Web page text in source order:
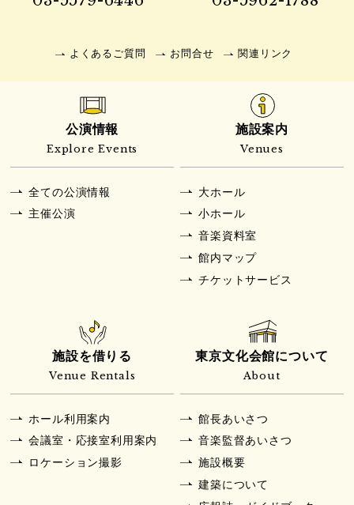
よくあるご質問 お問合せ 関連リンク
公演情報
Explore Events
全ての公演情報
主催公演
施設案内
Venues
大ホール
小ホール
音楽資料室
館内マップ
チケットサービス
施設を借りる
Venue Rentals
ホール利用案内
会議室・応接室利用案内
ロケーション撮影
東京文化会館について
About
館長あいさつ
音楽監督あいさつ
施設概要
建築について